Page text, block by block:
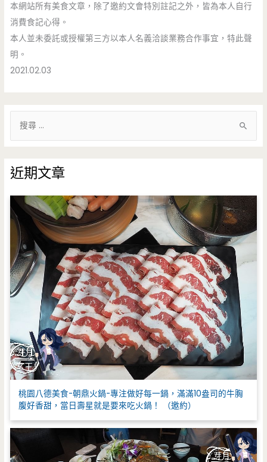
本網站所有美食文章，除了邀約文會特別註記之外，皆為本人自行
消費食記心得。
本人並未委託或授權第三方以本人名義洽談業務合作事宜，特此聲
明。
2021.02.03
鍵
字
:
近期文章
桃園八德美食-朝鼎火鍋-專注做好每一鍋，滿滿10盎司的牛胸
腹好香甜，當日壽星就是要來吃火鍋！ （邀約）